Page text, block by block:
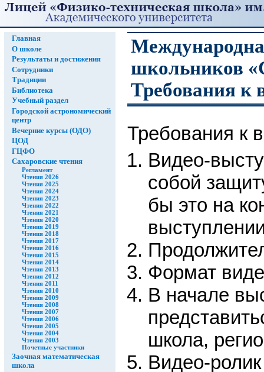
Главная
О школе
Результаты и достижения
Сотрудники
Традиции
Библиотека
Учебный раздел
Городской астрономический
центр
Вечерние курсы (ОДО)
ЦОД
ГЦФО
Сахаровские чтения
Регламент
Чтения 2026
Чтения 2025
Чтения 2024
Чтения 2023
Чтения 2022
Чтения 2021
Чтения 2020
Чтения 2019
Чтения 2018
Чтения 2017
Чтения 2016
Чтения 2015
Чтения 2014
Чтения 2013
Чтения 2012
Чтения 2011
Чтения 2010
Чтения 2009
Чтения 2008
Чтения 2007
Чтения 2006
Чтения 2005
Чтения 2004
Чтения 2003
Почетные участники
Заочная математическая
школа
школьников
Требования к
Требования к
Видео-
собой
бы это на
Формат
В начале
школа,
Видео-